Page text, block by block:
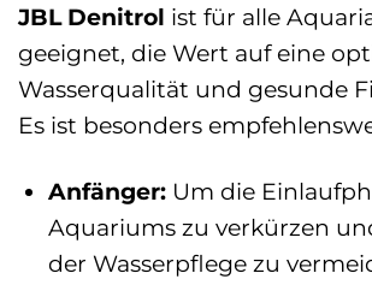
JBL Denitrol ist für alle
geeignet, die Wert auf eine
Wasserqualität und gesunde
Es ist besonders
Anfänger:Um die
Aquariums zu verkürzen
der Wasserpflege zu